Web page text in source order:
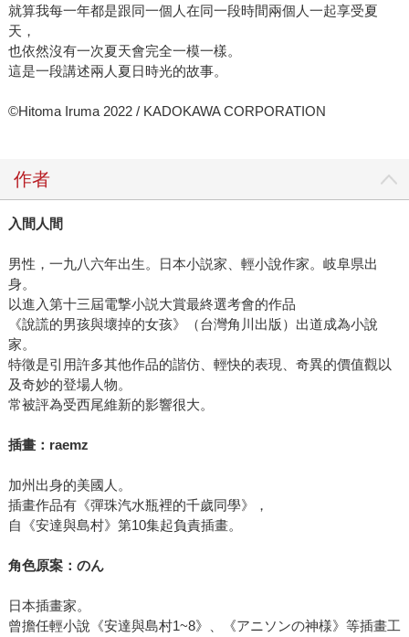
就算我每一年都是跟同一個人在同一段時間兩個人一起享受夏
天，
也依然沒有一次夏天會完全一模一樣。
這是一段講述兩人夏日時光的故事。
©Hitoma Iruma 2022 / KADOKAWA CORPORATION
作者
入間人間
男性，一九八六年出生。日本小説家、輕小說作家。岐阜県出
身。
以進入第十三屆電撃小説大賞最終選考會的作品
《說謊的男孩與壞掉的女孩》（台灣角川出版）出道成為小說
家。
特徵是引用許多其他作品的諧仿、輕快的表現、奇異的價值觀以
及奇妙的登場人物。
常被評為受西尾維新的影響很大。
插畫：raemz
加州出身的美國人。
插畫作品有《彈珠汽水瓶裡的千歲同學》，
自《安達與島村》第10集起負責插畫。
角色原案：のん
日本插畫家。
曾擔任輕小說《安達與島村1~8》、《アニソンの神様》等插畫工